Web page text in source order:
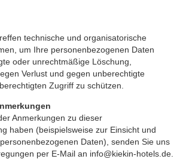
technische und organisatorische
um Ihre personenbezogenen Daten
oder unrechtmäßige Löschung,
Verlust und gegen unberechtigte
Zugriff zu schützen.
Anmerkungen zu dieser
haben (beispielsweise zur Einsicht und
Daten), senden Sie uns
per E-Mail an info@kiekin-hotels.de.